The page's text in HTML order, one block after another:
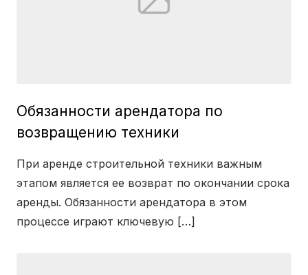
Обязанности арендатора по
возвращению техники
При аренде строительной техники важным
этапом является ее возврат по окончании срока
аренды. Обязанности арендатора в этом
процессе играют ключевую […]